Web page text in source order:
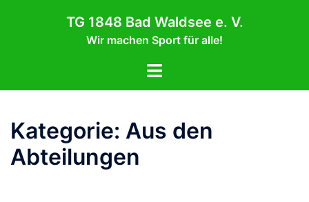
TG 1848 Bad Waldsee e. V.
Wir machen Sport für alle!
Menü
Kategorie: Aus den
Abteilungen